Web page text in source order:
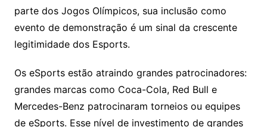
parte dos Jogos Olímpicos, sua inclusão como
evento de demonstração é um sinal da crescente
legitimidade dos Esports.
Os eSports estão atraindo grandes patrocinadores:
grandes marcas como Coca-Cola, Red Bull e
Mercedes-Benz patrocinaram torneios ou equipes
de eSports. Esse nível de investimento de grandes